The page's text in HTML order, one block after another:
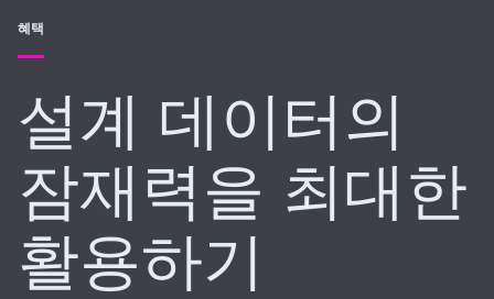
혜택
설계 데이터의
잠재력을 최대한
활용하기